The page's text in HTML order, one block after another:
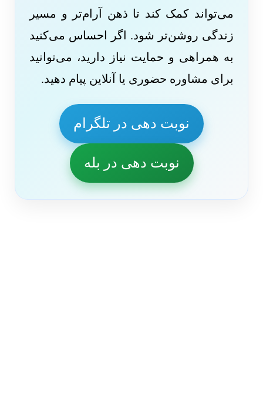
می‌تواند کمک کند تا ذهن آرام‌تر و مسیر
زندگی روشن‌تر شود. اگر احساس می‌کنید
به همراهی و حمایت نیاز دارید، می‌توانید
برای مشاوره حضوری یا آنلاین پیام دهید.
نوبت دهی در تلگرام
نوبت دهی در بله